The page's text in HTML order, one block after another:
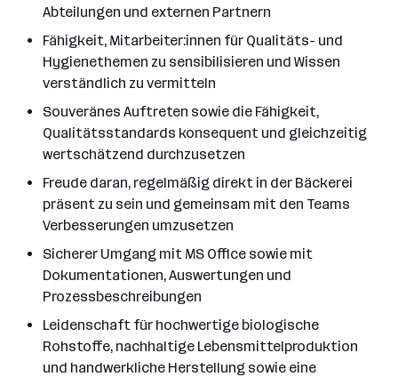
Abteilungen und externen Partnern
Fähigkeit, Mitarbeiter:innen für Qualitäts- und
Hygienethemen zu sensibilisieren und Wissen
verständlich zu vermitteln
Souveränes Auftreten sowie die Fähigkeit,
Qualitätsstandards konsequent und gleichzeitig
wertschätzend durchzusetzen
Freude daran, regelmäßig direkt in der Bäckerei
präsent zu sein und gemeinsam mit den Teams
Verbesserungen umzusetzen
Sicherer Umgang mit MS Office sowie mit
Dokumentationen, Auswertungen und
Prozessbeschreibungen
Leidenschaft für hochwertige biologische
Rohstoffe, nachhaltige Lebensmittelproduktion
und handwerkliche Herstellung sowie eine